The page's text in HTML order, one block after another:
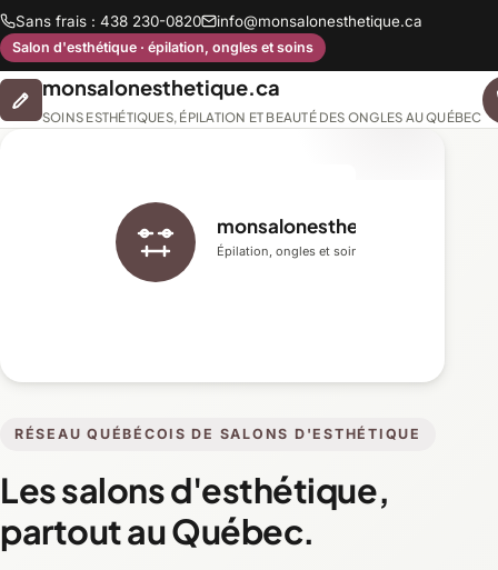
Sans frais : 438 230-0820 info@monsalonesthetique.ca
Salon d'esthétique · épilation, ongles et soins
monsalonesthetique.ca
SOINS ESTHÉTIQUES, ÉPILATION ET BEAUTÉ DES ONGLES AU QUÉBEC
RÉSEAU QUÉBÉCOIS DE SALONS D'ESTHÉTIQUE
Les salons d'esthétique,
partout au Québec.
monsalonesthetique.ca
Épilation, ongles et soins du visage